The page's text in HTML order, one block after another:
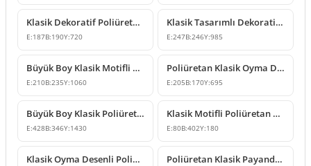
Klasik Dekoratif Poliüretan Payanda Modeli
E:187B:190Y:720
Klasik Tasarımlı Dekoratif Poliüretan Payanda Modeli
E:247B:246Y:985
Büyük Boy Klasik Motifli Poliüretan Payanda Modeli
E:210B:235Y:1060
Poliüretan Klasik Oyma Desenli Dekoratif Payanda Modeli
E:205B:170Y:695
Büyük Boy Klasik Poliüretan Payanda Modeli
E:428B:346Y:1430
Klasik Motifli Poliüretan Payanda Modeli
E:80B:402Y:180
Klasik Oyma Desenli Poliüretan Payanda Modeli Poliüretan Klasik Payanda Modelleri